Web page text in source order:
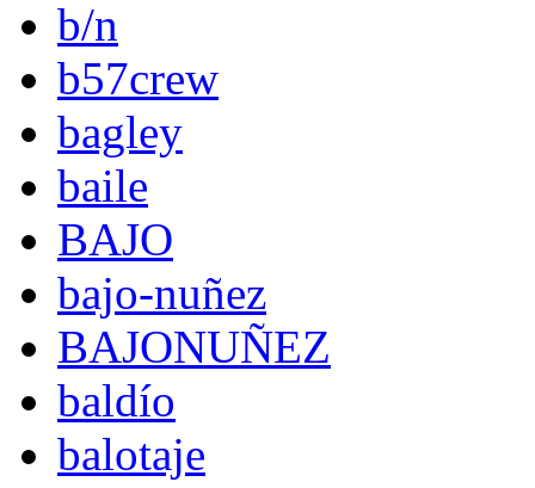
b/n
b57crew
bagley
baile
BAJO
bajo-nuñez
BAJONUÑEZ
baldío
balotaje